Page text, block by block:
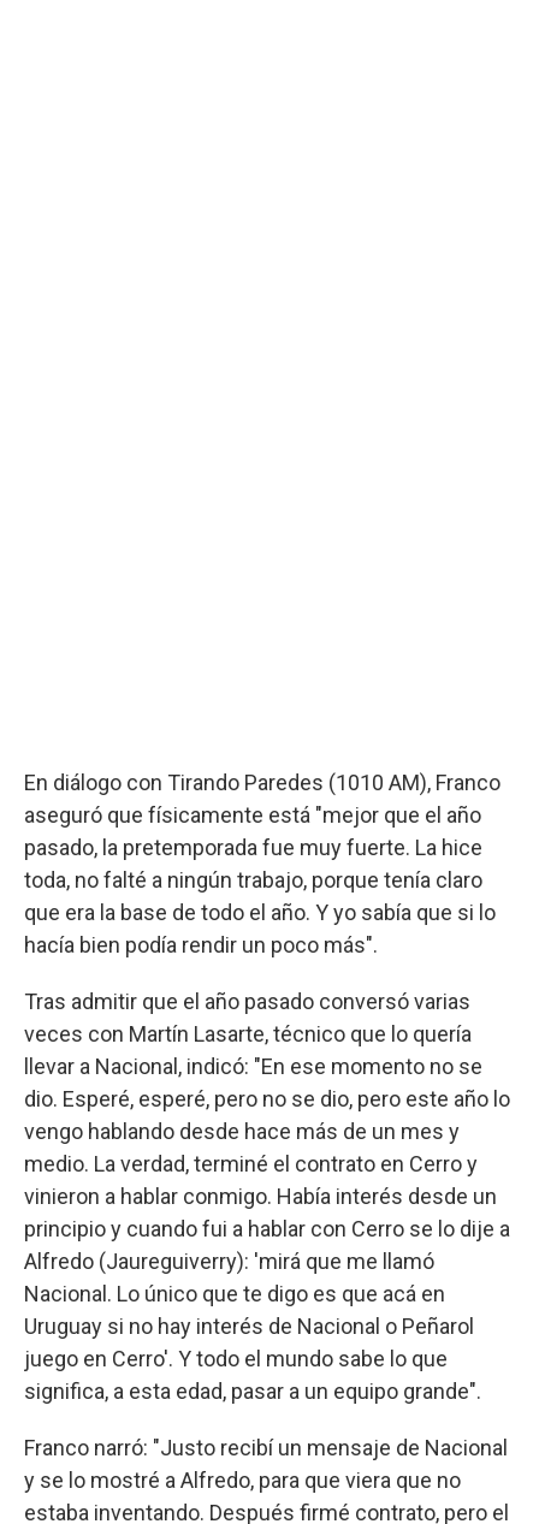
En diálogo con Tirando Paredes (1010 AM), Franco
aseguró que físicamente está "mejor que el año
pasado, la pretemporada fue muy fuerte. La hice
toda, no falté a ningún trabajo, porque tenía claro
que era la base de todo el año. Y yo sabía que si lo
hacía bien podía rendir un poco más".
Tras admitir que el año pasado conversó varias
veces con Martín Lasarte, técnico que lo quería
llevar a Nacional, indicó: "En ese momento no se
dio. Esperé, esperé, pero no se dio, pero este año lo
vengo hablando desde hace más de un mes y
medio. La verdad, terminé el contrato en Cerro y
vinieron a hablar conmigo. Había interés desde un
principio y cuando fui a hablar con Cerro se lo dije a
Alfredo (Jaureguiverry): 'mirá que me llamó
Nacional. Lo único que te digo es que acá en
Uruguay si no hay interés de Nacional o Peñarol
juego en Cerro'. Y todo el mundo sabe lo que
significa, a esta edad, pasar a un equipo grande".
Franco narró: "Justo recibí un mensaje de Nacional
y se lo mostré a Alfredo, para que viera que no
estaba inventando. Después firmé contrato, pero el